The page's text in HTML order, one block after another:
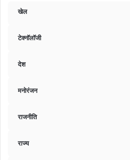
खेल
टेक्नॉलॉजी
देश
मनोरंजन
राजनीति
राज्य